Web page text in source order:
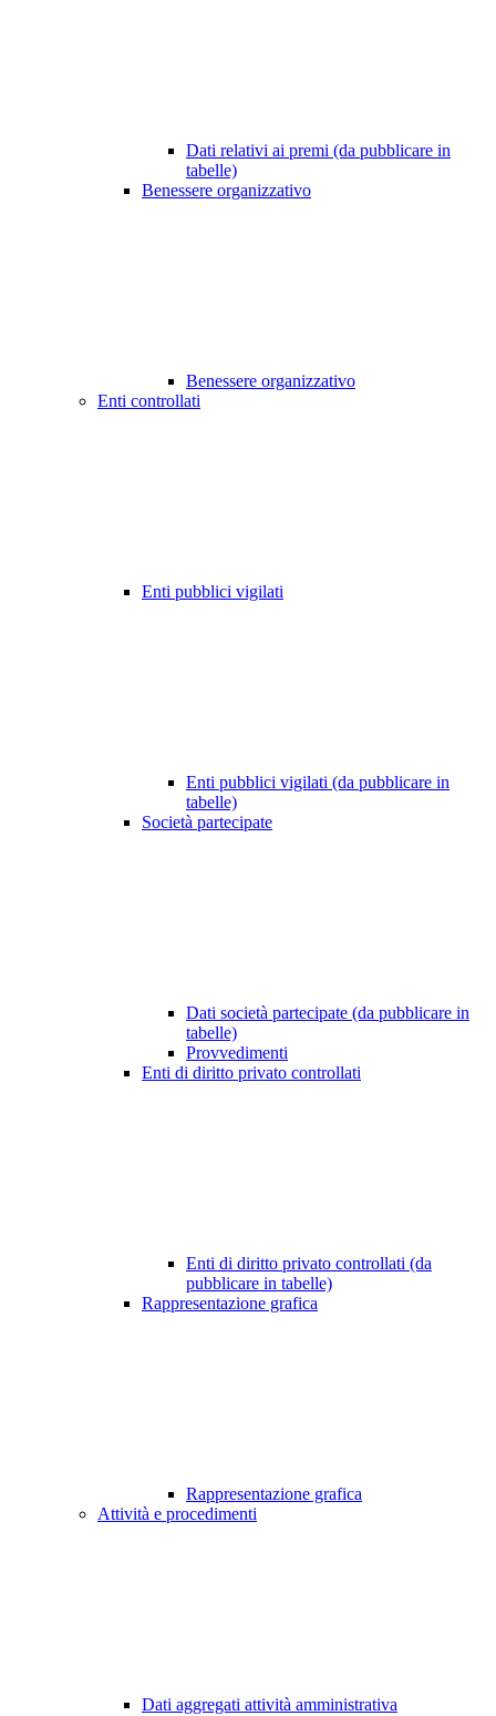
Dati relativi ai premi (da pubblicare in
tabelle)
Benessere organizzativo
Benessere organizzativo
Enti controllati
Enti pubblici vigilati
Enti pubblici vigilati (da pubblicare in
tabelle)
Società partecipate
Dati società partecipate (da pubblicare in
tabelle)
Provvedimenti
Enti di diritto privato controllati
Enti di diritto privato controllati (da
pubblicare in tabelle)
Rappresentazione grafica
Rappresentazione grafica
Attività e procedimenti
Dati aggregati attività amministrativa